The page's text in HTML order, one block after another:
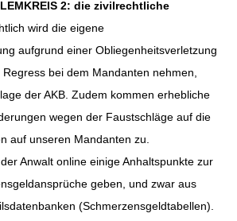
2: die zivilrechtliche
wird die eigene
aufgrund einer Obliegenheitsverletzung
bei dem Mandanten nehmen,
der AKB. Zudem kommen erhebliche
wegen der Faustschläge auf die
auf unseren Mandanten zu.
Anwalt online einige Anhaltspunkte zur
geben, und zwar aus
(Schmerzensgeldtabellen).